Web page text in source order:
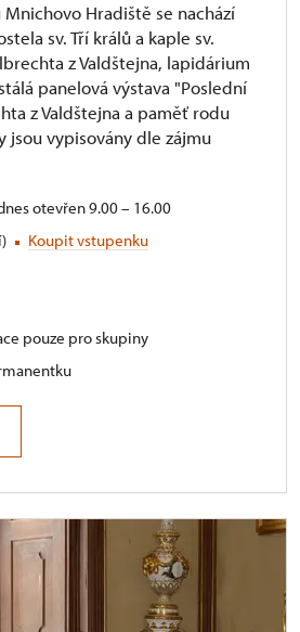
Hradiště se nachází
sv. Tří králů a kaple sv.
z Valdštejna, lapidárium
panelová výstava "Poslední
z Valdštejna a paměť rodu
jsou vypisovány dle zájmu
otevřen 9.00 – 16.00
Koupit vstupenku
pouze pro skupiny